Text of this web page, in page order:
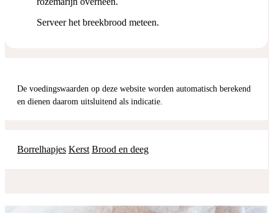
Serveer het breekbrood meteen.
De voedingswaarden op deze website worden automatisch berekend
en dienen daarom uitsluitend als indicatie.
Borrelhapjes Kerst Brood en deeg